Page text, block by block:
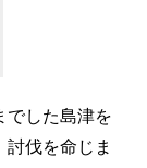
でした島津を
伐を命じま